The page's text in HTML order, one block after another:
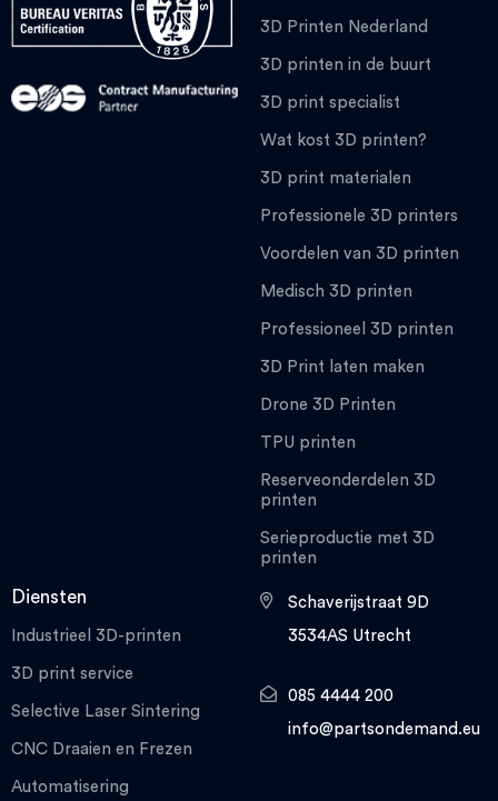
3D Printen Nederland
3D printen in de buurt
3D print specialist
Wat kost 3D printen?
3D print materialen
Professionele 3D printers
Voordelen van 3D printen
Medisch 3D printen
Professioneel 3D printen
3D Print laten maken
Drone 3D Printen
TPU printen
Reserveonderdelen 3D
printen
Serieproductie met 3D
printen
Diensten
Industrieel 3D-printen
3D print service
Selective Laser Sintering
CNC Draaien en Frezen
Automatisering
Schaverijstraat 9D
3534AS Utrecht
085 4444 200
info@partsondemand.eu